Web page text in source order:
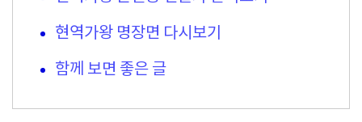
현역가왕 명장면 다시보기
함께 보면 좋은 글